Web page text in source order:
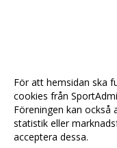
För att hemsidan ska
cookies från
Föreningen kan också
statistik eller
acceptera dessa.